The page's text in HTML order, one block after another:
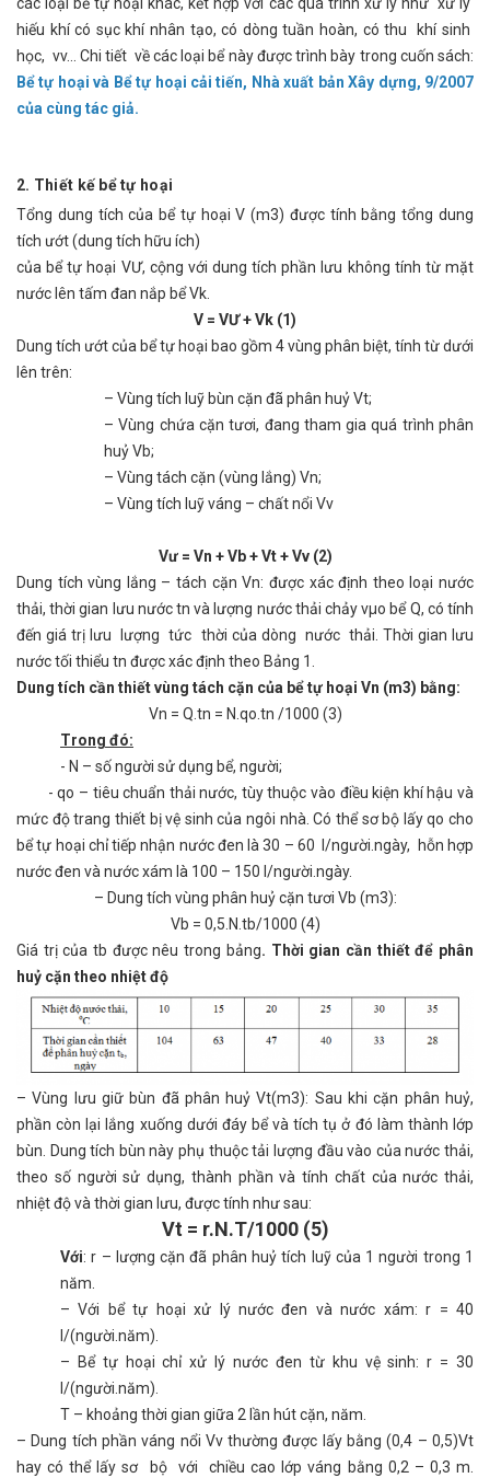
các loại bể tự hoại khác, kết hợp với các quá trình xử lý như xử lý
hiếu khí có sục khí nhân tạo, có dòng tuần hoàn, có thu khí sinh
học, vv… Chi tiết về các loại bể này được trình bày trong cuốn sách:
Bể tự hoại và Bể tự hoại cải tiến, Nhà xuất bản Xây dựng, 9/2007
của cùng tác giả.
2. Thiết kế bể tự hoại
Tổng dung tích của bể tự hoại V (m3) được tính bằng tổng dung
tích ướt (dung tích hữu ích)
của bể tự hoại VƯ, cộng với dung tích phần lưu không tính từ mặt
nước lên tấm đan nắp bể Vk.
V = VƯ + Vk (1)
Dung tích ướt của bể tự hoại bao gồm 4 vùng phân biệt, tính từ dưới
lên trên:
– Vùng tích luỹ bùn cặn đã phân huỷ Vt;
– Vùng chứa cặn tươi, đang tham gia quá trình phân
huỷ Vb;
– Vùng tách cặn (vùng lắng) Vn;
– Vùng tích luỹ váng – chất nổi Vv
Vư = Vn + Vb + Vt + Vv (2)
Dung tích vùng lắng – tách cặn Vn: được xác định theo loại nước
thải, thời gian lưu nước tn và lượng nước thải chảy vµo bể Q, có tính
đến giá trị lưu lượng tức thời của dòng nước thải. Thời gian lưu
nước tối thiểu tn được xác định theo Bảng 1.
Dung tích cần thiết vùng tách cặn của bể tự hoại Vn (m3) bằng:
Vn = Q.tn = N.qo.tn /1000 (3)
Trong đó:
- N – số người sử dụng bể, người;
- qo – tiêu chuẩn thải nước, tùy thuộc vào điều kiện khí hậu và
mức độ trang thiết bị vệ sinh của ngôi nhà. Có thể sơ bộ lấy qo cho
bể tự hoại chỉ tiếp nhận nước đen là 30 – 60 l/người.ngày, hỗn hợp
nước đen và nước xám là 100 – 150 l/người.ngày.
– Dung tích vùng phân huỷ cặn tươi Vb (m3):
Vb = 0,5.N.tb/1000 (4)
Giá trị của tb được nêu trong bảng. Thời gian cần thiết để phân
huỷ cặn theo nhiệt độ
– Vùng lưu giữ bùn đã phân huỷ Vt(m3): Sau khi cặn phân huỷ,
phần còn lại lắng xuống dưới đáy bể và tích tụ ở đó làm thành lớp
bùn. Dung tích bùn này phụ thuộc tải lượng đầu vào của nước thải,
theo số người sử dụng, thành phần và tính chất của nước thải,
nhiệt độ và thời gian lưu, được tính như sau:
Vt = r.N.T/1000 (5)
Với: r – lượng cặn đã phân huỷ tích luỹ của 1 người trong 1
năm.
– Với bể tự hoại xử lý nước đen và nước xám: r = 40
l/(người.năm).
– Bể tự hoại chỉ xử lý nước đen từ khu vệ sinh: r = 30
l/(người.năm).
T – khoảng thời gian giữa 2 lần hút cặn, năm.
– Dung tích phần váng nổi Vv thường được lấy bằng (0,4 – 0,5)Vt
hay có thể lấy sơ bộ với chiều cao lớp váng bằng 0,2 – 0,3 m.